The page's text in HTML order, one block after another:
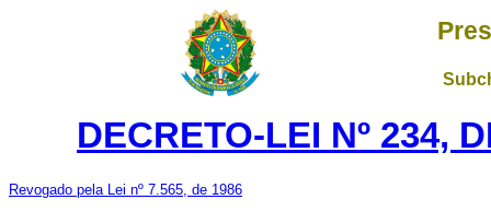
DECRETO-LEI Nº 234,
Revogado pela Lei nº 7.565, de 1986